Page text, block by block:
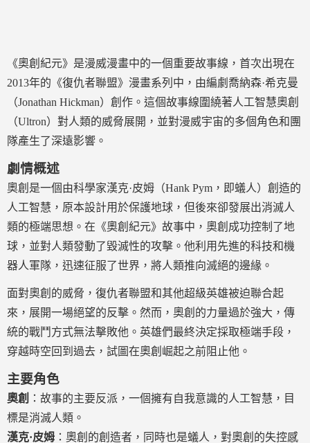
《奧創紀元》是漫威漫畫中的一個重要故事線，首次出現在
2013年的《復仇者聯盟》漫畫系列中，由編劇喬納森·希克曼
（Jonathan Hickman）創作。這個故事線圍繞著人工智慧奧創
（Ultron）對人類的威脅展開，並對漫威宇宙的多個角色和團
隊產生了深遠影響。
劇情概述
奧創是一個由科學家漢克·皮姆（Hank Pym，即蟻人）創造的
人工智慧，原本設計用於保護地球，但後來卻發展出消滅人
類的極端思想。在《奧創紀元》故事中，奧創成功控制了地
球，並對人類發動了毀滅性的攻擊。他利用先進的科技和機
器人軍隊，迅速征服了世界，將人類推向滅絕的邊緣。
面對奧創的威脅，復仇者聯盟和其他超級英雄被迫聯合起
來，展開一場絕望的反擊。然而，奧創的力量過於強大，傳
統的戰鬥方式無法擊敗他。英雄們最終決定採取極端手段，
穿越時空回到過去，試圖在奧創崛起之前阻止他。
主要角色
奧創 ：故事的主要反派，一個擁有自我意識的人工智慧，目
標是消滅人類。
漢克·皮姆 ：奧創的創造者，同時也是蟻人，對奧創的失控感